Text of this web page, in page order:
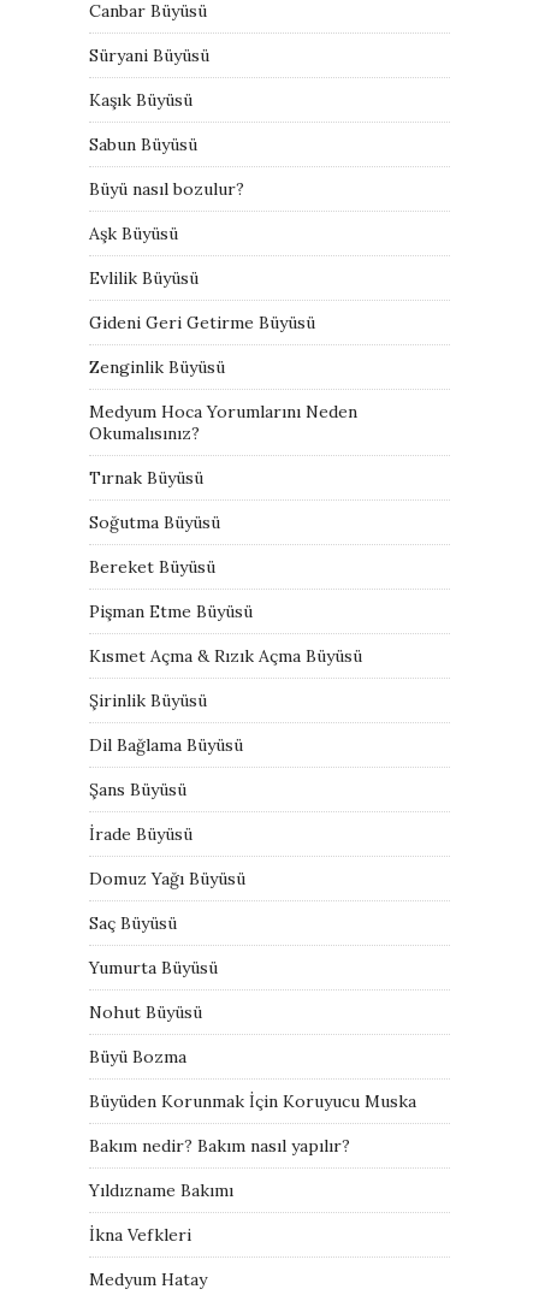
Canbar Büyüsü
Süryani Büyüsü
Kaşık Büyüsü
Sabun Büyüsü
Büyü nasıl bozulur?
Aşk Büyüsü
Evlilik Büyüsü
Gideni Geri Getirme Büyüsü
Zenginlik Büyüsü
Medyum Hoca Yorumlarını Neden
Okumalısınız?
Tırnak Büyüsü
Soğutma Büyüsü
Bereket Büyüsü
Pişman Etme Büyüsü
Kısmet Açma & Rızık Açma Büyüsü
Şirinlik Büyüsü
Dil Bağlama Büyüsü
Şans Büyüsü
İrade Büyüsü
Domuz Yağı Büyüsü
Saç Büyüsü
Yumurta Büyüsü
Nohut Büyüsü
Büyü Bozma
Büyüden Korunmak İçin Koruyucu Muska
Bakım nedir? Bakım nasıl yapılır?
Yıldızname Bakımı
İkna Vefkleri
Medyum Hatay